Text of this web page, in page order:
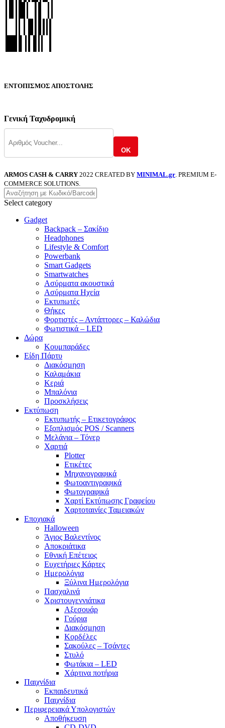
ΕΝΤΟΠΙΣΜΟΣ ΑΠΟΣΤΟΛΗΣ
Γενική Ταχυδρομική
OK
ARMOS CASH & CARRY 2022 CREATED BY MINIMAL.gr . PREMIUM E-
COMMERCE SOLUTIONS.
Select category
Gadget
Backpack – Σακίδιο
Headphones
Lifestyle & Comfort
Powerbank
Smart Gadgets
Smartwatches
Ασύρματα ακουστικά
Ασύρματα Ηχεία
Εκτυπωτές
Θήκες
Φορτιστές – Αντάπτορες – Καλώδια
Φωτιστικά – LED
Δώρα
Κουμπαράδες
Είδη Πάρτυ
Διακόσμηση
Καλαμάκια
Κεριά
Μπαλόνια
Προσκλήσεις
Εκτύπωση
Εκτυπωτής – Ετικετογράφος
Εξοπλισμός POS / Scanners
Μελάνια – Τόνερ
Χαρτιά
Plotter
Ετικέτες
Μηχανογραφικά
Φωτοαντιγραφικά
Φωτογραφικά
Χαρτί Εκτύπωσης Γραφείου
Χαρτοταινίες Ταμειακών
Εποχιακά
Halloween
Άγιος Βαλεντίνος
Αποκριάτικα
Εθνική Επέτειος
Ευχετήριες Κάρτες
Ημερολόγια
Ξύλινα Ημερολόγια
Πασχαλινά
Χριστουγεννιάτικα
Αξεσουάρ
Γούρια
Διακόσμηση
Κορδέλες
Σακούλες – Τσάντες
Στυλό
Φωτάκια – LED
Χάρτινα ποτήρια
Παιχνίδια
Εκπαιδευτικά
Παιχνίδια
Περιφερειακά Υπολογιστών
Αποθήκευση